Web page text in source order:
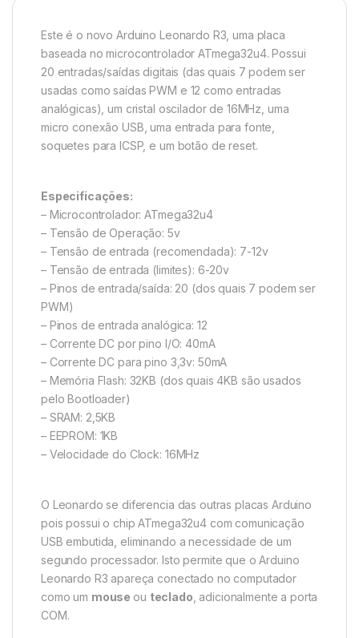
Este é o novo Arduino Leonardo R3, uma placa
baseada no microcontrolador ATmega32u4. Possui
20 entradas/saídas digitais (das quais 7 podem ser
usadas como saídas PWM e 12 como entradas
analógicas), um cristal oscilador de 16MHz, uma
micro conexão USB, uma entrada para fonte,
soquetes para ICSP, e um botão de reset.
Especificações:
– Microcontrolador: ATmega32u4
– Tensão de Operação: 5v
– Tensão de entrada (recomendada): 7-12v
– Tensão de entrada (limites): 6-20v
– Pinos de entrada/saída: 20 (dos quais 7 podem ser
PWM)
– Pinos de entrada analógica: 12
– Corrente DC por pino I/O: 40mA
– Corrente DC para pino 3,3v: 50mA
– Memória Flash: 32KB (dos quais 4KB são usados
pelo Bootloader)
– SRAM: 2,5KB
– EEPROM: 1KB
– Velocidade do Clock: 16MHz
O Leonardo se diferencia das outras placas Arduino
pois possui o chip ATmega32u4 com comunicação
USB embutida, eliminando a necessidade de um
segundo processador. Isto permite que o Arduino
Leonardo R3 apareça conectado no computador
como um mouse ou teclado , adicionalmente a porta
COM.